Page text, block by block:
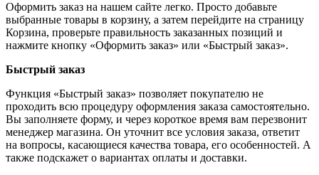
Оформить заказ на нашем сайте легко. Просто добавьте
выбранные товары в корзину, а затем перейдите на страницу
Корзина, проверьте правильность заказанных позиций и
нажмите кнопку «Оформить заказ» или «Быстрый заказ».
Быстрый заказ
Функция «Быстрый заказ» позволяет покупателю не
проходить всю процедуру оформления заказа самостоятельно.
Вы заполняете форму, и через короткое время вам перезвонит
менеджер магазина. Он уточнит все условия заказа, ответит
на вопросы, касающиеся качества товара, его особенностей. А
также подскажет о вариантах оплаты и доставки.